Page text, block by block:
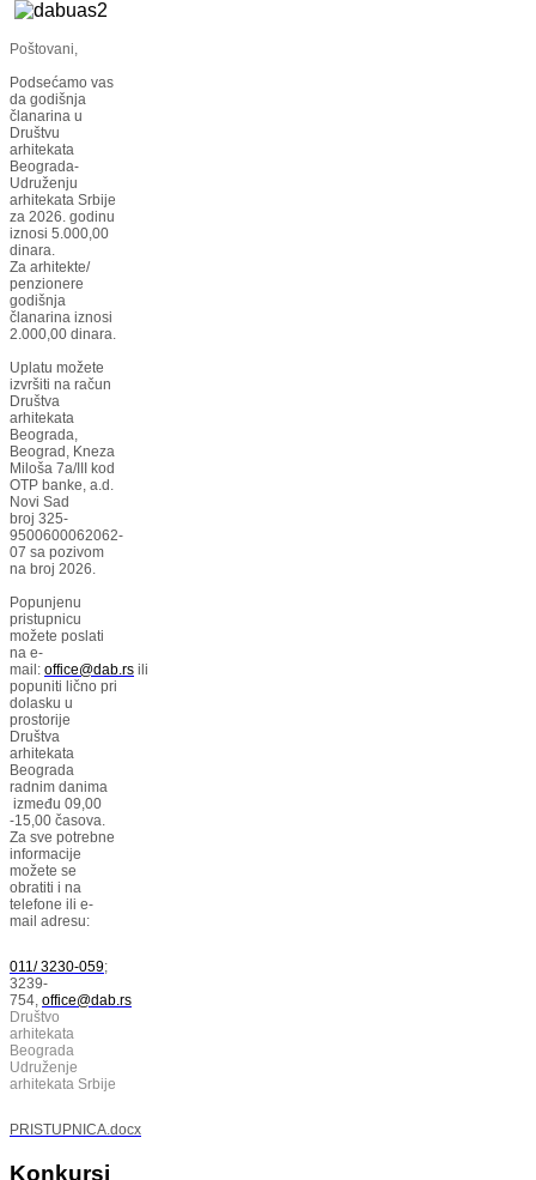
Poštovani,
Podsećamo vas
da godišnja
članarina u
Društvu
arhitekata
Beograda-
Udruženju
arhitekata Srbije
za 2026. godinu
iznosi 5.000,00
dinara.
Za arhitekte/
penzionere
godišnja
članarina iznosi
2.000,00 dinara.
Uplatu možete
izvršiti na račun
Društva
arhitekata
Beograda,
Beograd, Kneza
Miloša 7a/III kod
OTP banke, a.d.
Novi Sad
broj 325-
9500600062062-
07 sa pozivom
na broj 2026.
Popunjenu
pristupnicu
možete poslati
na e-
mail: office@dab.rs ili
popuniti lično pri
dolasku u
prostorije
Društva
arhitekata
Beograda
radnim danima
između 09,00
-15,00 časova.
Za sve potrebne
informacije
možete se
obratiti i na
telefone ili e-
mail adresu:
011/ 3230-059;
3239-
754, office@dab.rs
Društvo
arhitekata
Beograda
Udruženje
arhitekata Srbije
PRISTUPNICA.docx
Konkursi